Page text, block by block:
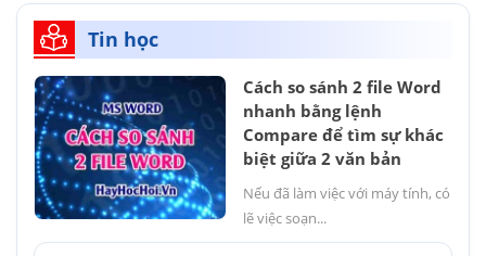
Tin học
Cách so sánh 2 file Word
nhanh bằng lệnh
Compare để tìm sự khác
biệt giữa 2 văn bản
Nếu đã làm việc với máy tính, có
lẽ việc soạn...